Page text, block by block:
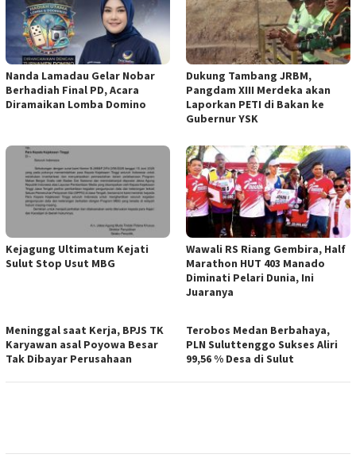
Nanda Lamadau Gelar Nobar
Berhadiah Final PD, Acara
Diramaikan Lomba Domino
Dukung Tambang JRBM,
Pangdam XIII Merdeka akan
Laporkan PETI di Bakan ke
Gubernur YSK
Kejagung Ultimatum Kejati
Sulut Stop Usut MBG
Wawali RS Riang Gembira, Half
Marathon HUT 403 Manado
Diminati Pelari Dunia, Ini
Juaranya
Meninggal saat Kerja, BPJS TK
Karyawan asal Poyowa Besar
Tak Dibayar Perusahaan
Terobos Medan Berbahaya,
PLN Suluttenggo Sukses Aliri
99,56 % Desa di Sulut